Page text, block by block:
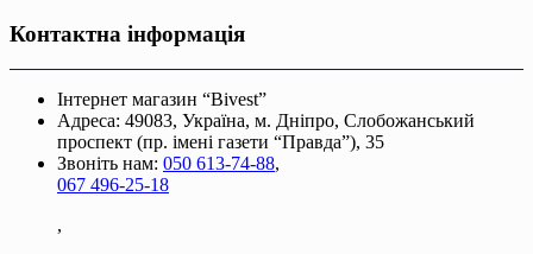
Контактна інформація
Інтернет магазин “Bivest”
Адреса: 49083, Україна, м. Дніпро, Слобожанський
проспект (пр. імені газети “Правда”), 35
Звоніть нам: 050 613-74-88,
067 496-25-18
,